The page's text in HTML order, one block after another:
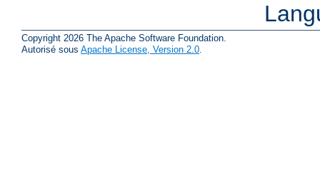
Copyright 2026 The Apache Software Foundation.
Autorisé sous Apache License, Version 2.0